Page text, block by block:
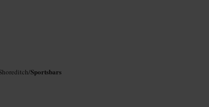
/Sportsbars